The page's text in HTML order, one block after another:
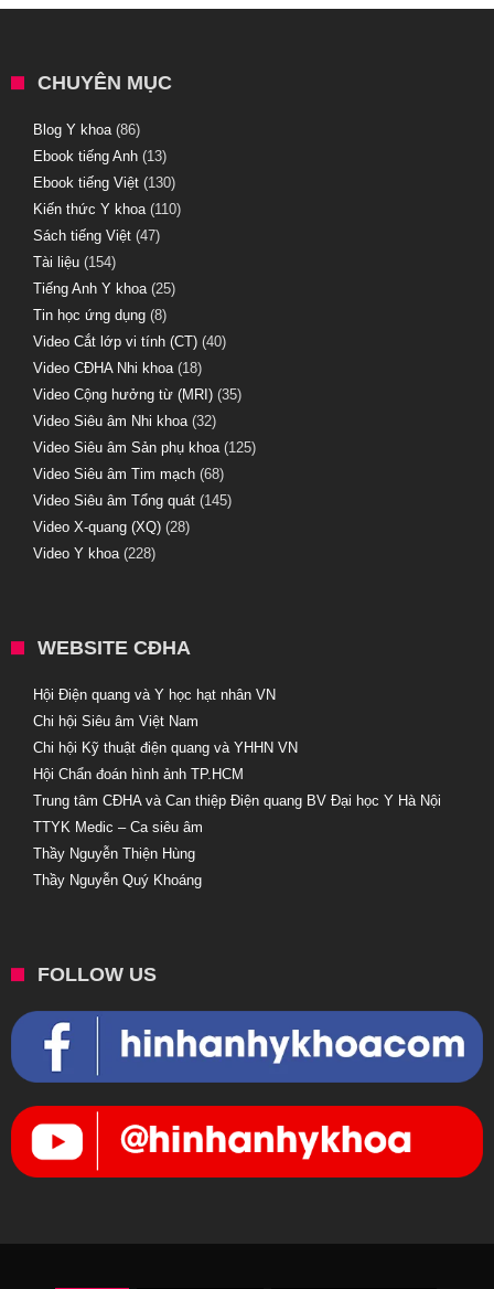
CHUYÊN MỤC
Blog Y khoa(86)
Ebook tiếng Anh (13)
Ebook tiếng Việt (130)
Kiến thức Y khoa(110)
Sách tiếng Việt (47)
Tài liệu (154)
Tiếng Anh Y khoa(25)
Tin học ứng dụng (8)
Video Cắt lớp vi tính (CT) (40)
Video CĐHA Nhi khoa(18)
Video Cộng hưởng từ (MRI) (35)
Video Siêu âm Nhi khoa(32)
Video Siêu âm Sản phụ khoa(125)
Video Siêu âm Tim mạch (68)
Video Siêu âm Tổng quát (145)
Video X-quang (XQ) (28)
Video Y khoa(228)
WEBSITE CĐHA
Hội Điện quang và Y học hạt nhân VN
Chi hội Siêu âm Việt Nam
Chi hội Kỹ thuật điện quang và YHHN VN
Hội Chẩn đoán hình ảnh TP.HCM
Trung tâm CĐHA và Can thiệp Điện quang BV Đại học Y Hà Nội
TTYK Medic – Ca siêu âm
Thầy Nguyễn Thiện Hùng
Thầy Nguyễn Quý Khoáng
FOLLOW US